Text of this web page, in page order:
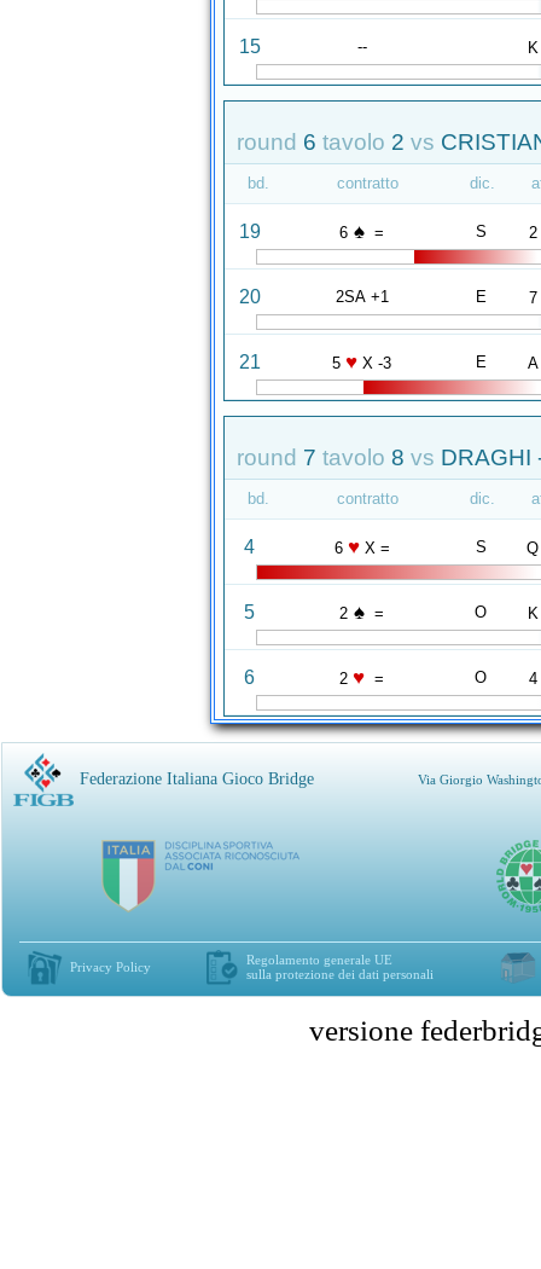
15 -- K
round 6 tavolo 2 vs
bd. contratto dic.
19 6 ♠ = S 2
20 2SA +1 E 7
21 5 ♥ X -3 E A
round 7 tavolo 8 vs DRAGHI
bd. contratto dic.
4 6 ♥ X = S Q
5 2 ♠ = O K
6 2 ♥ = O 4
Federazione Italiana Gioco Bridge Via Giorgio
Privacy Policy
Regolamento generale UE
sulla protezione dei dati personali
versione